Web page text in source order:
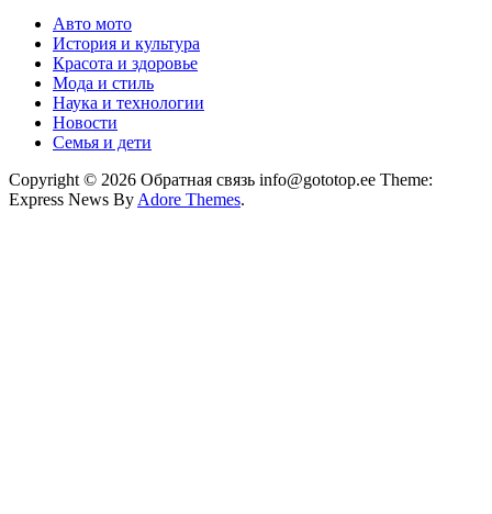
Авто мото
История и культура
Красота и здоровье
Мода и стиль
Наука и технологии
Новости
Семья и дети
Copyright © 2026 Обратная связь info@gototop.ee Theme:
Express News By Adore Themes.